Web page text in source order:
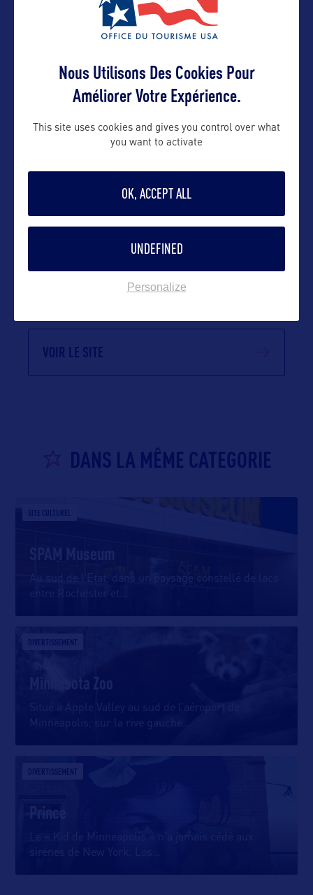
Brenda.Maas@state.mn.us
Suivre
VOIR LE SITE
DANS LA MÊME CATEGORIE
SITE CULTUREL
SPAM Museum
Au sud de l’Etat, dans un paysage constellé de lacs
entre Rochester et
DIVERTISSEMENT
Minnesota Zoo
Situé à Apple Valley au sud de l’aéroport de
Minneapolis, sur la rive gauche
DIVERTISSEMENT
Prince
Le « Kid de Minneapolis » n’a jamais cédé aux
sirènes de New York, Los
Nous Utilisons Des Cookies Pour
Améliorer Votre Expérience.
This site uses cookies and gives you control over what
you want to activate
OK, ACCEPT ALL
UNDEFINED
Personalize